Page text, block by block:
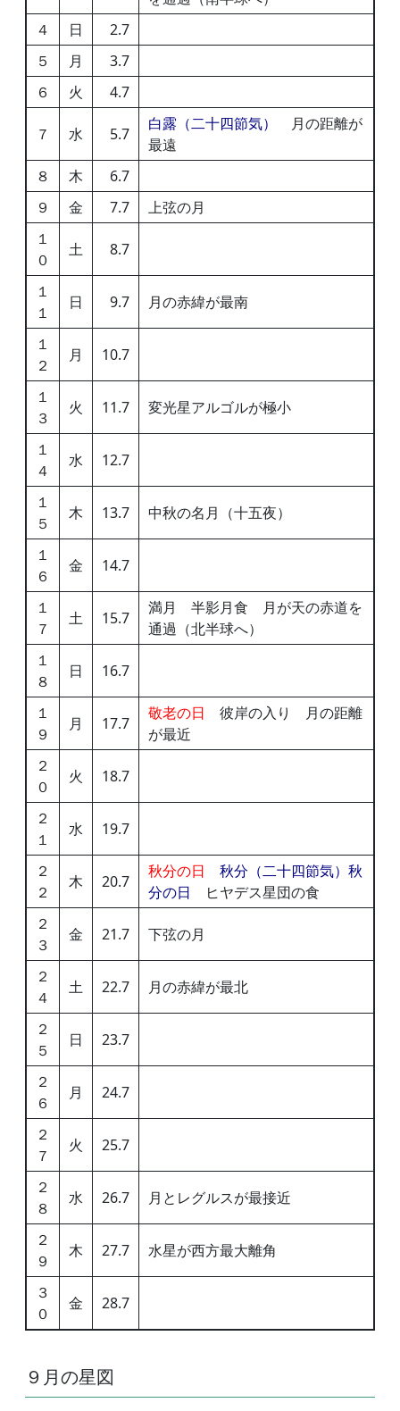
４
日
2.7
５
月
3.7
６
火 4.7
７ 水 5.7
白露（二十四節気）
月の距離が
最遠
８
木
6.7
９
金 7.7
上弦の月
１
０
土 8.7
１
１
日 9.7 月の赤緯が最南
１
２
月 10.7
１
３
火 11.7 変光星アルゴルが極小
１
４
水 12.7
１
５
木 13.7 中秋の名月（十五夜）
１
６
金 14.7
１
７
土 15.7
満月 半影月食 月が天の赤道を
通過（北半球へ）
１
８
日 16.7
１
９
月 17.7
敬老の日 彼岸の入り 月の距離
が最近
２
０
火 18.7
２
１
水 19.7
２
２
木 20.7
秋分の日
秋分（二十四節気）秋
分の日 ヒヤデス星団の食
２
３
金 21.7 下弦の月
２
４
土 22.7 月の赤緯が最北
２
５
日 23.7
２
６
月 24.7
２
７
火 25.7
２
８
水 26.7 月とレグルスが最接近
２
９
木 27.7 水星が西方最大離角
３
０
金 28.7
９月の星図